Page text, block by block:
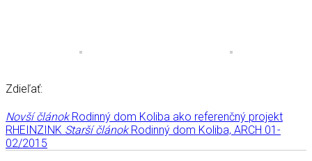
Zdieľať:
Novší článok Rodinný dom Koliba ako referenčný projekt
RHEINZINK Starší článok Rodinný dom Koliba, ARCH 01-
02/2015